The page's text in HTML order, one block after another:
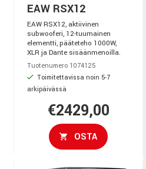
EAW RSX12
EAW RSX12, aktiivinen
subwooferi, 12-tuumainen
elementti, pääteteho 1000W,
XLR ja Dante sisäänmenoilla.
Tuotenumero 1074125
Toimitettavissa noin 5-7
arkipäivässä
€2429,00
OSTA